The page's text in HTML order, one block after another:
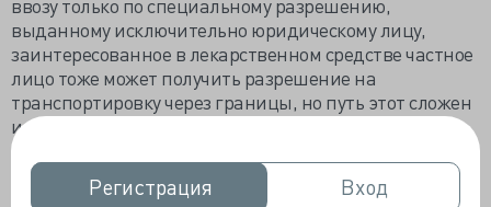
Регистрация
Регистрация Вход
Вход
выданному исключительно юридическому лицу,
заинтересованное в лекарственном средстве частное
лицо тоже может получить разрешение на
транспортировку через границы, но путь этот сложен
и долог, посему везут их контрабандой.
Депутат Государственной думы от «Справедливой
России» Ольга Епифанова предложила разработать